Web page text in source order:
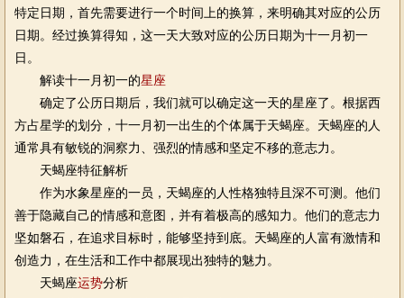
特定日期，首先需要进行一个时间上的换算，来明确其对应的公历
日期。经过换算得知，这一天大致对应的公历日期为十一月初一
日。
解读十一月初一的星座
确定了公历日期后，我们就可以确定这一天的星座了。根据西
方占星学的划分，十一月初一出生的个体属于天蝎座。天蝎座的人
通常具有敏锐的洞察力、强烈的情感和坚定不移的意志力。
天蝎座特征解析
作为水象星座的一员，天蝎座的人性格独特且深不可测。他们
善于隐藏自己的情感和意图，并有着极高的感知力。他们的意志力
坚如磐石，在追求目标时，能够坚持到底。天蝎座的人富有激情和
创造力，在生活和工作中都展现出独特的魅力。
天蝎座运势分析